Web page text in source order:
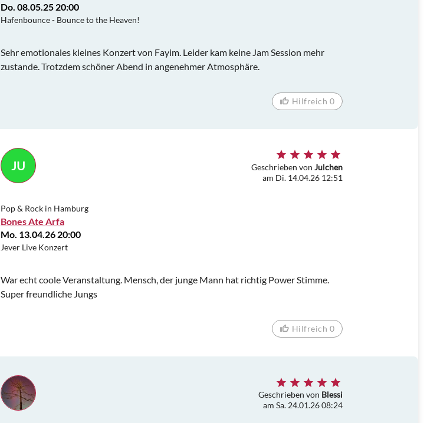
Do. 08.05.25 20:00
Hafenbounce - Bounce to the Heaven!
Sehr emotionales kleines Konzert von Fayim. Leider kam keine Jam Session mehr
zustande. Trotzdem schöner Abend in angenehmer Atmosphäre.
Hilfreich 0
JU Geschrieben von Julchen
am Di. 14.04.26 12:51
Pop & Rock in Hamburg
Bones Ate Arfa
Mo. 13.04.26 20:00
Jever Live Konzert
War echt coole Veranstaltung. Mensch, der junge Mann hat richtig Power Stimme.
Super freundliche Jungs
Hilfreich 0
Geschrieben von Blessi
am Sa. 24.01.26 08:24